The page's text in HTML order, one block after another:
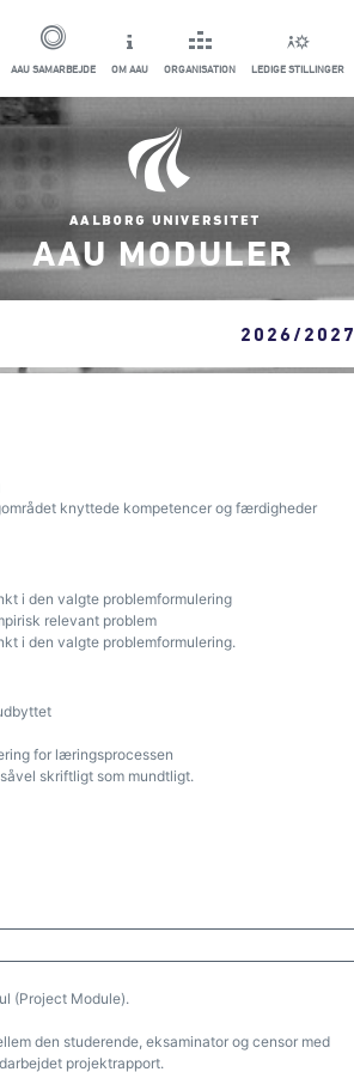
AAU SAMARBEJDE OM AAU ORGANISATION LEDIGE STILLINGER
AAU MODULER
2026/2027
knyttede kompetencer og færdigheder
i den valgte problemformulering
relevant problem
i den valgte problemformulering.
for læringsprocessen
skriftligt som mundtligt.
(Project Module).
den studerende, eksaminator og censor med
projektrapport.